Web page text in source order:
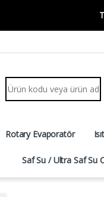
Search for:
Rotary Evaporatör
Saf Su / Ultra Saf Su